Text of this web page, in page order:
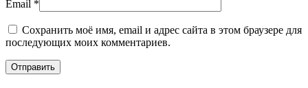
Email *
Сохранить моё имя, email и адрес сайта в этом браузере для
последующих моих комментариев.